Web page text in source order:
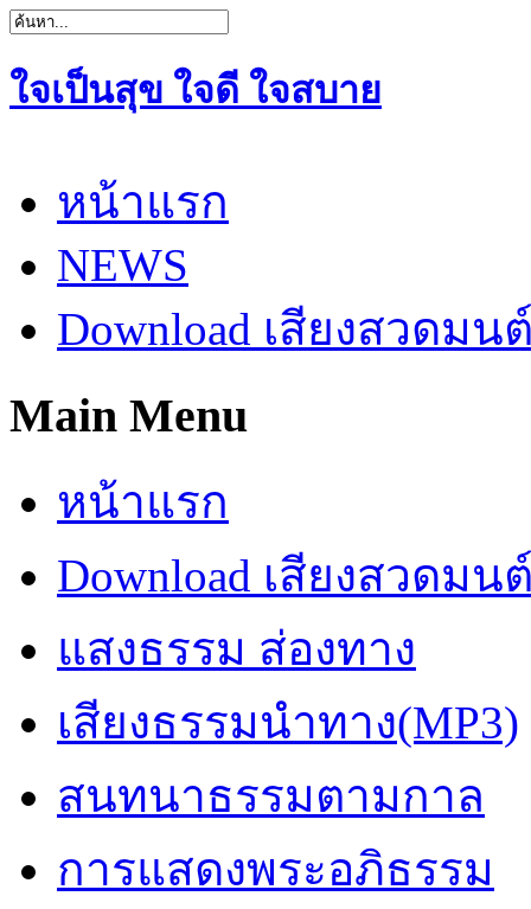
ใจเป็นสุข ใจดี ใจสบาย
หน้าแรก
NEWS
Download เสียงสวดมน
Main Menu
หน้าแรก
Download เสียงสวดมน
แสงธรรม ส่องทาง
เสียงธรรมนำทาง(MP3)
สนทนาธรรมตามกาล
การแสดงพระอภิธรรม